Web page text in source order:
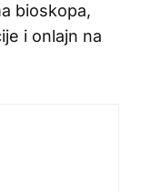
bioskopa,
i onlajn na